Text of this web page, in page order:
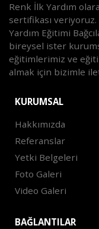
Renk İlk Yardım
sertifikası veriyoruz.
Yardım Eğitimi
bireysel ister
eğitimlerimiz ve
almak için bizimle
KURUMSAL
Hakkımızda
Referanslar
Yetki Belgeleri
Foto Galeri
Video Galeri
BAĞLANTILAR